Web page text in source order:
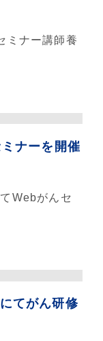
ミナー講師養
ナーを開催
Webがんセ
てがん研修